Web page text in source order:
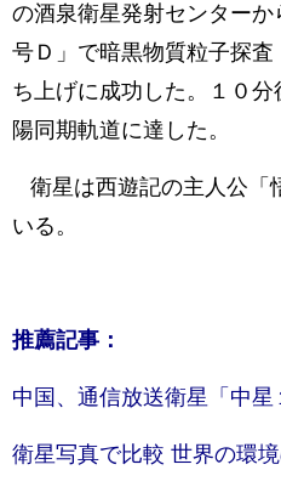
の酒泉衛星発射センターか
号Ｄ」で暗黒物質粒子探
ち上げに成功した。１０
陽同期軌道に達した。
衛星は西遊記の主人公「
いる。
推薦記事：
中国、通信放送衛星「中
衛星写真で比較 世界の環